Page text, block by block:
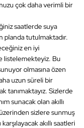
çok daha verimli bir
saatlerde suya
planda tutulmaktadır.
en iyi
listelemekteyiz. Bu
olmasına özen
uzun süreli bir
tanımaktayız. Sizlerde
sunacak olan akıllı
sizlere sunmuş
akıllı saatleri